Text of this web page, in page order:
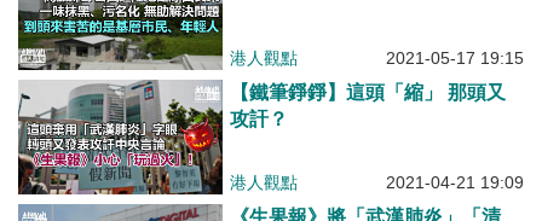
港人觀點 2021-05-17 19:15
【鐵筆錚錚】這頭「縮」 那頭又
攻訐？
港人觀點 2021-04-21 19:09
《生果報》將「武漢肺炎」「清